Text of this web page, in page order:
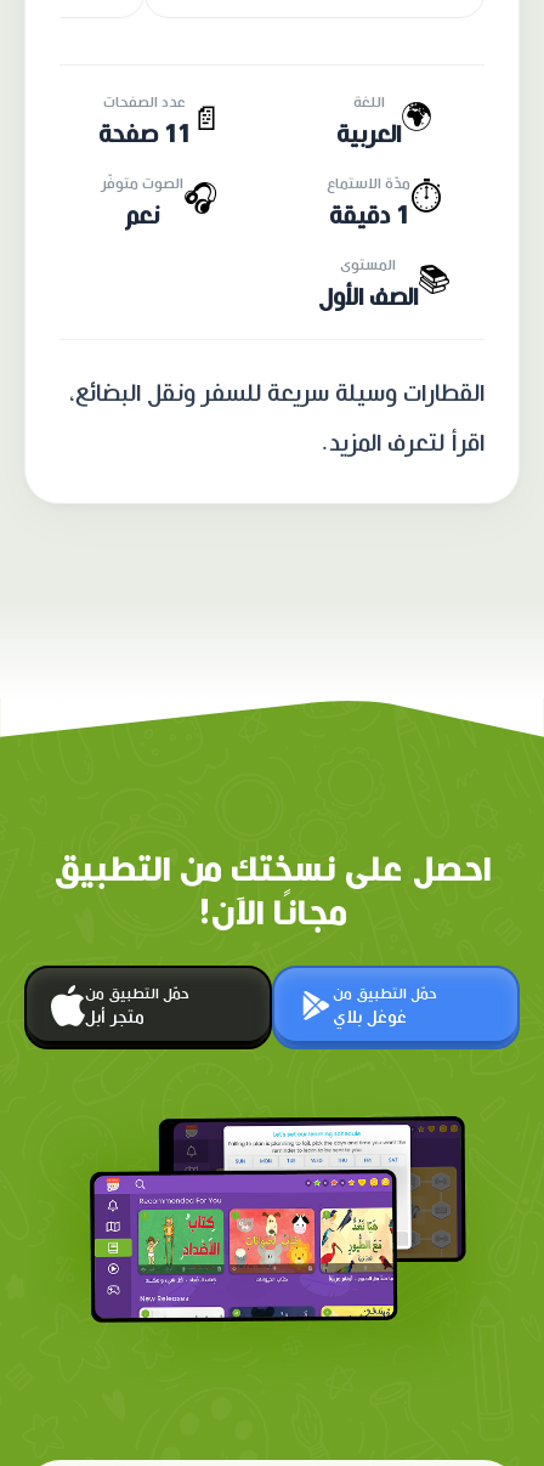
🌍 اللغة
العربية 📄
عدد الصفحات
11 صفحة
⏱️مدّة الاستماع
1 دقيقة
🎧الصوت متوفّر
نعم
📚 المستوى
الصف الأول
القطارات وسيلة سريعة للسفر ونقل البضائع،
اقرأ لتعرف المزيد.
احصل على نسختك من التطبيق
مجانًا الآن!
حمّل التطبيق من
متجر أبل
حمّل التطبيق من
غوغل بلاي